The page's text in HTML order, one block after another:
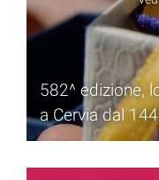
582^ edizione,
a Cervia dal
riscoperta delle